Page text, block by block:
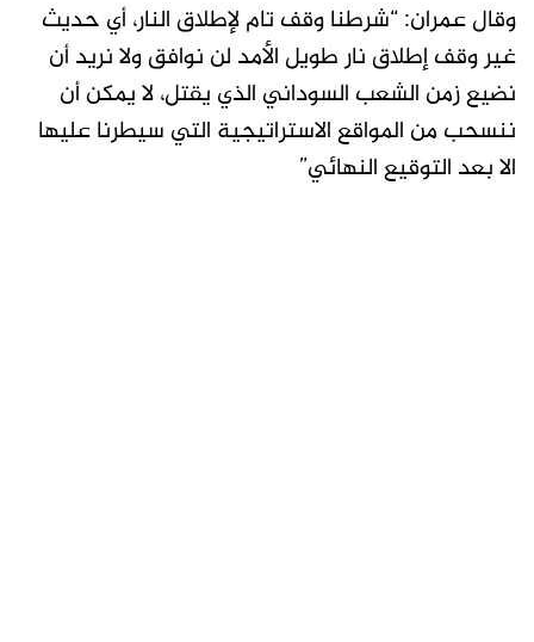
وقال عمران: “شرطنا وقف تام لإطلاق النار، أي حديث
غير وقف إطلاق نار طويل الأمد لن نوافق ولا نريد أن
نضيع زمن الشعب السوداني الذي يقتل، لا يمكن أن
ننسحب من المواقع الاستراتيجية التي سيطرنا عليها
الا بعد التوقيع النهائي”